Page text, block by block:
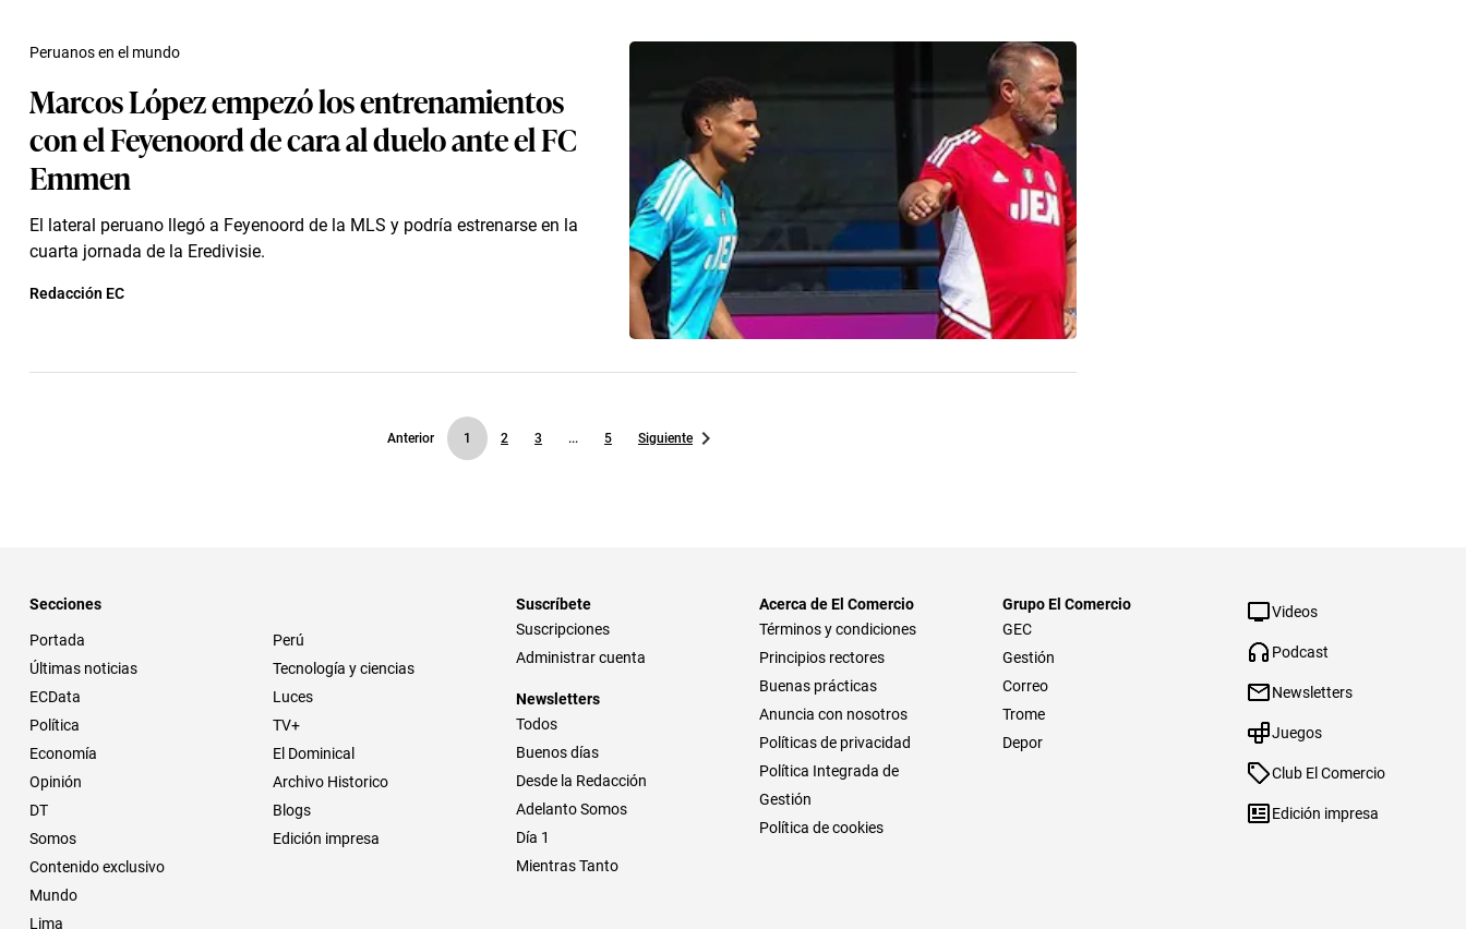
Marcos López empezó los entrenamientos
con el Feyenoord de cara al duelo ante el FC
Emmen
El lateral peruano llegó a Feyenoord de la MLS y podría estrenarse en la
cuarta jornada de la Eredivisie.
Peruanos en el mundo
Redacción EC
Anterior 1 2 3 ... 5 Siguiente
Secciones
Portada
Últimas noticias
ECData
Política
Economía
Opinión
DT
Somos
Contenido exclusivo
Mundo
Lima
Perú
Tecnología y ciencias
Luces
TV+
El Dominical
Archivo Historico
Blogs
Edición impresa
Suscríbete
Suscripciones
Administrar cuenta
Newsletters
Todos
Buenos días
Desde la Redacción
Adelanto Somos
Día 1
Mientras Tanto
Acerca de El Comercio
Términos y condiciones
Principios rectores
Buenas prácticas
Anuncia con nosotros
Políticas de privacidad
Política Integrada de
Gestión
Política de cookies
Grupo El Comercio
GEC
Gestión
Correo
Trome
Depor
Videos
Podcast
Newsletters
Juegos
Club El Comercio
Edición impresa